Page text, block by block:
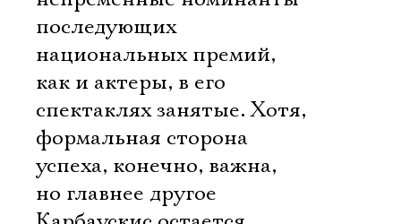
последующих
национальных премий,
как и актеры, в его
спектаклях занятые. Хотя,
формальная сторона
успеха, конечно, важна,
но главнее другое 